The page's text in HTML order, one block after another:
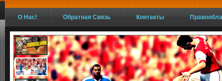
О Нас! Обратная Связь Контакты